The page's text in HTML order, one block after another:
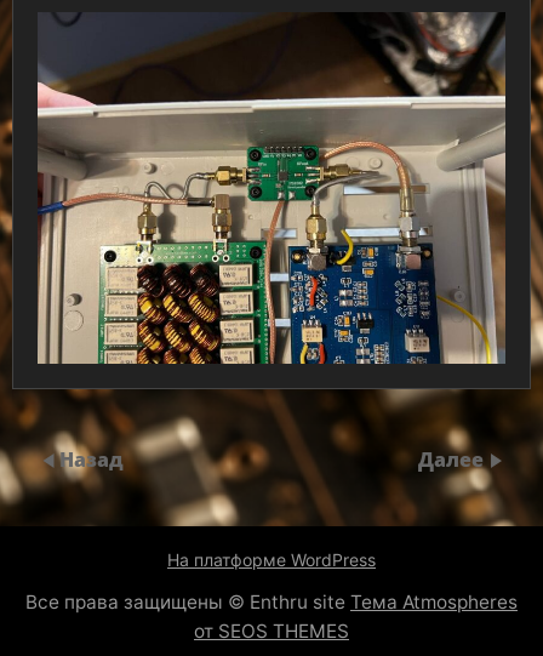
Назад Далее
На платформе WordPress
Все права защищены © Enthru site Тема Atmospheres
от SEOS THEMES